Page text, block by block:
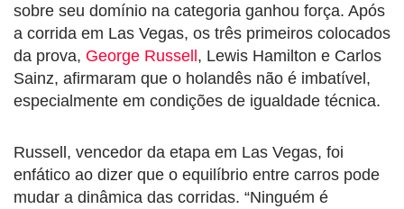
sobre seu domínio na categoria ganhou força. Após
a corrida em Las Vegas, os três primeiros colocados
da prova, George Russell, Lewis Hamilton e Carlos
Sainz, afirmaram que o holandês não é imbatível,
especialmente em condições de igualdade técnica.
Russell, vencedor da etapa em Las Vegas, foi
enfático ao dizer que o equilíbrio entre carros pode
mudar a dinâmica das corridas. “Ninguém é